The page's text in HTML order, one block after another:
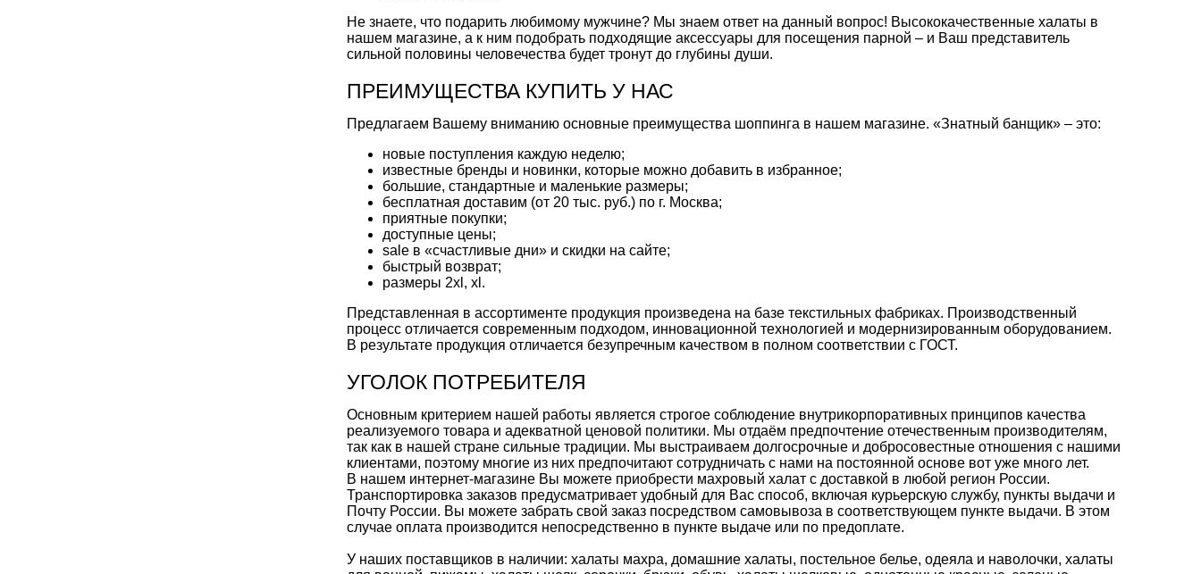
Не знаете, что подарить любимому мужчине? Мы знаем ответ на данный вопрос! Высококачественные халаты в
нашем магазине, а к ним подобрать подходящие аксессуары для посещения парной – и Ваш представитель
сильной половины человечества будет тронут до глубины души.
ПРЕИМУЩЕСТВА КУПИТЬ У НАС
Предлагаем Вашему вниманию основные преимущества шоппинга в нашем магазине. «Знатный банщик» – это:
новые поступления каждую неделю;
известные бренды и новинки, которые можно добавить в избранное;
большие, стандартные и маленькие размеры;
бесплатная доставим (от 20 тыс. руб.) по г. Москва;
приятные покупки;
доступные цены;
sale в «счастливые дни» и скидки на сайте;
быстрый возврат;
размеры 2xl, xl.
Представленная в ассортименте продукция произведена на базе текстильных фабриках. Производственный
процесс отличается современным подходом, инновационной технологией и модернизированным оборудованием.
В результате продукция отличается безупречным качеством в полном соответствии с ГОСТ.
УГОЛОК ПОТРЕБИТЕЛЯ
Основным критерием нашей работы является строгое соблюдение внутрикорпоративных принципов качества
реализуемого товара и адекватной ценовой политики. Мы отдаём предпочтение отечественным производителям,
так как в нашей стране сильные традиции. Мы выстраиваем долгосрочные и добросовестные отношения с нашими
клиентами, поэтому многие из них предпочитают сотрудничать с нами на постоянной основе вот уже много лет.
В нашем интернет-магазине Вы можете приобрести махровый халат с доставкой в любой регион России.
Транспортировка заказов предусматривает удобный для Вас способ, включая курьерскую службу, пункты выдачи и
Почту России. Вы можете забрать свой заказ посредством самовывоза в соответствующем пункте выдачи. В этом
случае оплата производится непосредственно в пункте выдаче или по предоплате.
У наших поставщиков в наличии: халаты махра, домашние халаты, постельное белье, одеяла и наволочки, халаты